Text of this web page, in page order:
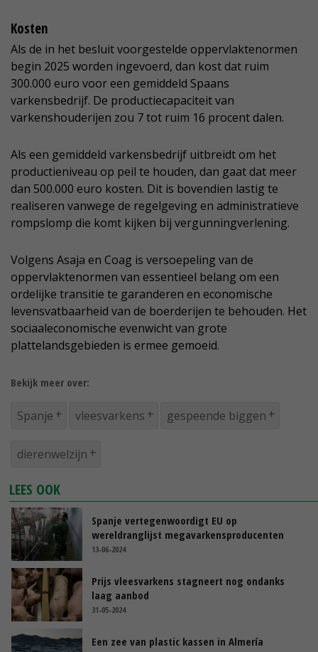
Kosten
Als de in het besluit voorgestelde oppervlaktenormen
begin 2025 worden ingevoerd, dan kost dat ruim
300.000 euro voor een gemiddeld Spaans
varkensbedrijf. De productiecapaciteit van
varkenshouderijen zou 7 tot ruim 16 procent dalen.
Als een gemiddeld varkensbedrijf uitbreidt om het
productieniveau op peil te houden, dan gaat dat meer
dan 500.000 euro kosten. Dit is bovendien lastig te
realiseren vanwege de regelgeving en administratieve
rompslomp die komt kijken bij vergunningverlening.
Volgens Asaja en Coag is versoepeling van de
oppervlaktenormen van essentieel belang om een
ordelijke transitie te garanderen en economische
levensvatbaarheid van de boerderijen te behouden. Het
sociaaleconomische evenwicht van grote
plattelandsgebieden is ermee gemoeid.
Bekijk meer over:
Spanje vleesvarkens gespeende biggen
dierenwelzijn
LEES OOK
Spanje vertegenwoordigt EU op
wereldranglijst megavarkensproducenten
13-06-2024
Prijs vleesvarkens stagneert nog ondanks
laag aanbod
31-05-2024
Een zee van plastic kassen in Almería